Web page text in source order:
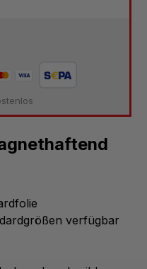
verfügbar